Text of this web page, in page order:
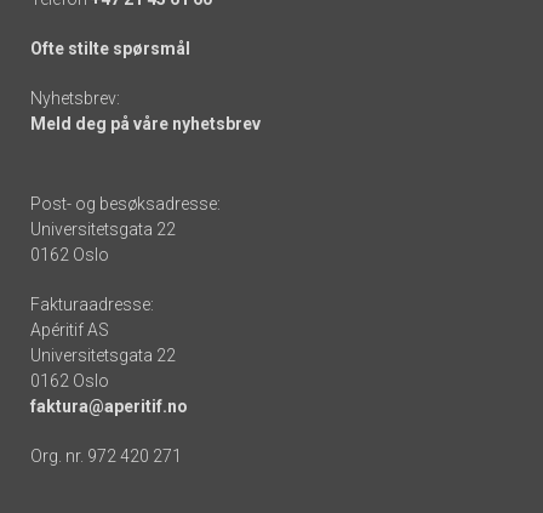
Ofte stilte spørsmål
Nyhetsbrev:
Meld deg på våre nyhetsbrev
Post- og besøksadresse:
Universitetsgata 22
0162 Oslo
Fakturaadresse:
Apéritif AS
Universitetsgata 22
0162 Oslo
faktura@aperitif.no
Org. nr. 972 420 271